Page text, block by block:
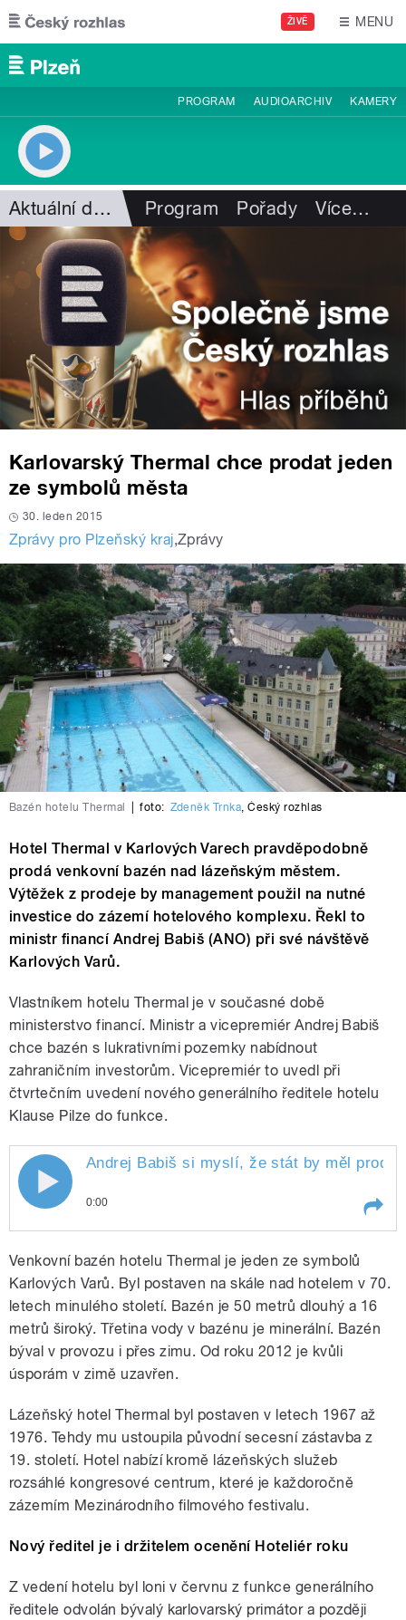
Přejít k hlavnímu obsahu
ŽIVĚ MENU
PROGRAM AUDIOARCHIV KAMERY
Aktuální dění Program Pořady Více…
Karlovarský Thermal chce prodat jeden
ze symbolů města
30. leden 2015
Zprávy pro Plzeňský kraj,Zprávy
Bazén hotelu Thermal foto: Zdeněk Trnka,Český rozhlas
Hotel Thermal v Karlových Varech pravděpodobně
prodá venkovní bazén nad lázeňským městem.
Výtěžek z prodeje by management použil na nutné
investice do zázemí hotelového komplexu. Řekl to
ministr financí Andrej Babiš (ANO) při své návštěvě
Karlových Varů.
Vlastníkem hotelu Thermal je v současné době
ministerstvo financí. Ministr a vicepremiér Andrej Babiš
chce bazén s lukrativními pozemky nabídnout
zahraničním investorům. Vicepremiér to uvedl při
čtvrtečním uvedení nového generálního ředitele hotelu
Klause Pilze do funkce.
pause
Andrej Babiš si myslí, že stát by měl
0:00
měl prodat venkovní bazén hotelu
Venkovní bazén hotelu Thermal je jeden ze symbolů
Karlových Varů. Byl postaven na skále nad hotelem v 70.
letech minulého století. Bazén je 50 metrů dlouhý a 16
metrů široký. Třetina vody v bazénu je minerální. Bazén
býval v provozu i přes zimu. Od roku 2012 je kvůli
úsporám v zimě uzavřen.
Lázeňský hotel Thermal byl postaven v letech 1967 až
1976. Tehdy mu ustoupila původní secesní zástavba z
19. století. Hotel nabízí kromě lázeňských služeb
rozsáhlé kongresové centrum, které je každoročně
zázemím Mezinárodního filmového festivalu.
Nový ředitel je i držitelem ocenění Hoteliér roku
Z vedení hotelu byl loni v červnu z funkce generálního
ředitele odvolán bývalý karlovarský primátor a později